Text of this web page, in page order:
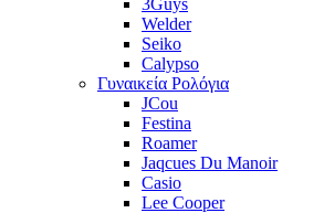
3Guys
Welder
Seiko
Calypso
Γυναικεία Ρολόγια
JCou
Festina
Roamer
Jaqcues Du Manoir
Casio
Lee Cooper